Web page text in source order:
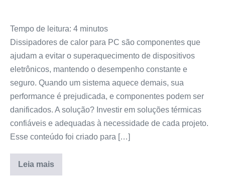
Tempo de leitura: 4 minutos
Dissipadores de calor para PC são componentes que
ajudam a evitar o superaquecimento de dispositivos
eletrônicos, mantendo o desempenho constante e
seguro. Quando um sistema aquece demais, sua
performance é prejudicada, e componentes podem ser
danificados. A solução? Investir em soluções térmicas
confiáveis e adequadas à necessidade de cada projeto.
Esse conteúdo foi criado para […]
Leia mais